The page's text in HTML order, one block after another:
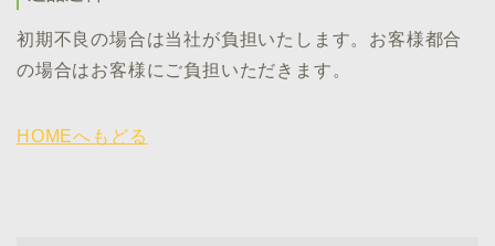
初期不良の場合は当社が負担いたします。お客様都合
の場合はお客様にご負担いただきます。
HOMEへもどる